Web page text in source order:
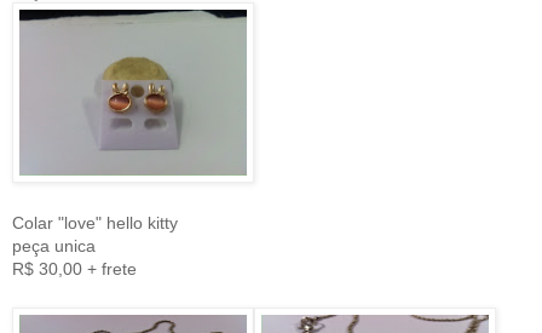
Colar "love" hello kitty
peça unica
R$ 30,00 + frete